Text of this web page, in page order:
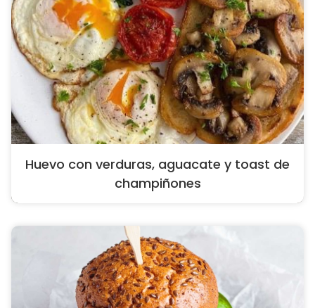
Huevo con verduras, aguacate y toast de
champiñones